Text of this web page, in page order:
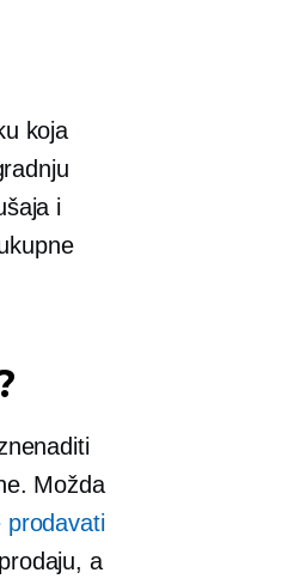
koja
i
Možda
prodavati
a